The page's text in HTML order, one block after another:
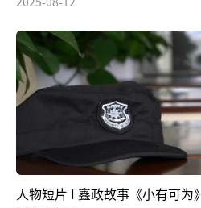
2025-08-12
人物短片 I 鑫政故事《小有可为》